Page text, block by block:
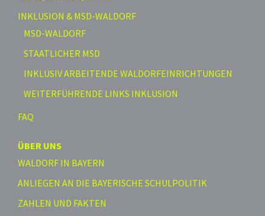
INKLUSION & MSD-WALDORF
MSD-WALDORF
STAATLICHER MSD
INKLUSIV ARBEITENDE WALDORFEINRICHTUNGEN
WEITERFÜHRENDE LINKS INKLUSION
FAQ
ÜBER UNS
WALDORF IN BAYERN
ANLIEGEN AN DIE BAYERISCHE SCHULPOLITIK
ZAHLEN UND FAKTEN